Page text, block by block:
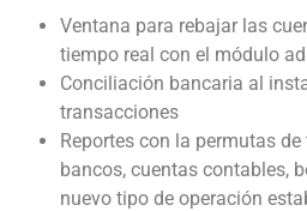
Ventana para rebajar las
tiempo real con el módulo
Conciliación bancaria al
transacciones
Reportes con la permutas
bancos, cuentas contables,
nuevo tipo de operación